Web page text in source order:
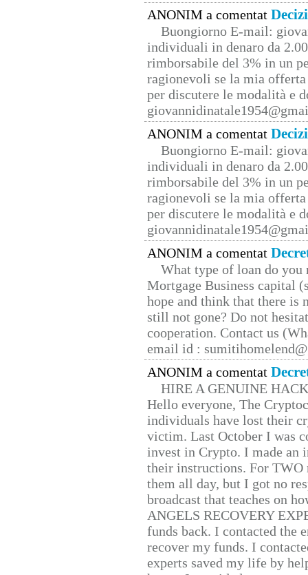
ANONIM a comentat
Buongiorno E-mail:
individuali in denaro da
rimborsabile del 3% in un
ragionevoli se la mia
per discutere le modalità e
ANONIM a comentat
Buongiorno E-mail:
individuali in denaro da
rimborsabile del 3% in un
ragionevoli se la mia
per discutere le modalità e
ANONIM a comentat
What type of loan do you
Mortgage Business capital
hope and think that there is
still not gone? Do not
cooperation. Contact us
email id :
ANONIM a comentat
HIRE A GENUINE
Hello everyone, The
individuals have lost their
victim. Last October I was
invest in Crypto. I made
their instructions. For TWO
them all day, but I got no
broadcast that teaches on
ANGELS RECOVERY
funds back. I contacted the
recover my funds. I
experts saved my life by